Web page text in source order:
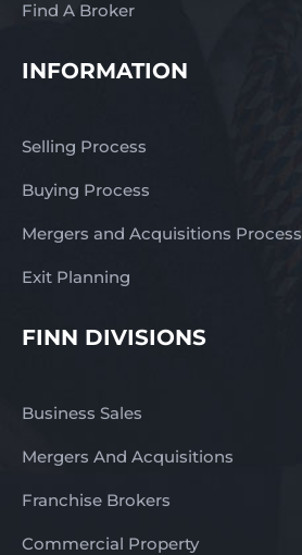
Find A Broker
INFORMATION
Selling Process
Buying Process
Mergers and Acquisitions Process
Exit Planning
FINN DIVISIONS
Business Sales
Mergers And Acquisitions
Franchise Brokers
Commercial Property